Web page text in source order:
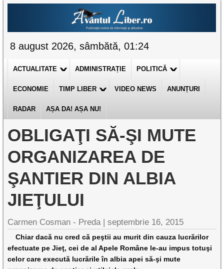
8 august 2026, sâmbătă, 01:24
ACTUALITATE ADMINISTRAȚIE POLITICĂ
ECONOMIE TIMP LIBER VIDEO NEWS ANUNȚURI
RADAR AȘA DA! AȘA NU!
OBLIGAŢI SĂ-ŞI MUTE
ORGANIZAREA DE
ŞANTIER DIN ALBIA
JIEŢULUI
Carmen Cosman - Preda |septembrie 16, 2015
Chiar dacă nu cred că peştii au murit din cauza lucrărilor
efectuate pe Jieţ, cei de al Apele Române le-au impus totuşi
celor care execută lucrările în albia apei să-şi mute